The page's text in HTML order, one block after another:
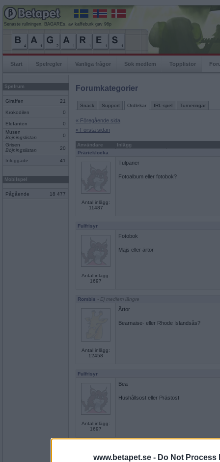
www.betapet.se - Do Not Process
Senaste rullningen, BAGAREs, av kaffeburk gav 96p
Start Spelregler Vanliga frågor Sök medlem Topplistor
Spelrum
Giraffen 21
Krokodilen 0
Elefanten
0
Musen
Böjningslistan
0
Grisen
Böjningslistan
20
Inloggade 41
Mobilspel
Pågående 18 477
Forumkategorier
Snack Support Ordlekar IRL-spel Turneringar
« Föregående sida
« Första sidan
Användare
Inlägg
Prärieklocka
Antal inlägg:
11487
Tulpaner
Fotoalbum eller fotobok?
Fulfrisyr
Antal inlägg:
1697
Fotobok
Majs eller ärtor
Rombis - Ej medlem längre
Antal inlägg:
12458
Ärtor
Bearnaise- eller Rhode Islandsås?
Fulfrisyr
Antal inlägg:
1697
Bea
Hushållsost eller Prästost
Präst ( äter inte ost